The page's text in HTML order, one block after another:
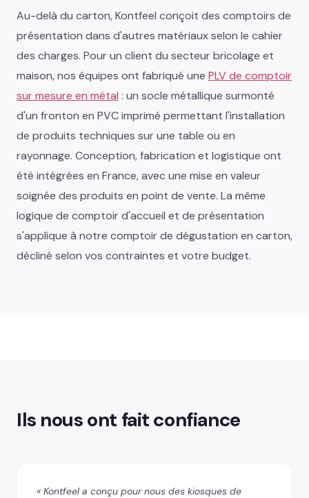
Au-delà du carton, Kontfeel conçoit des comptoirs de
présentation dans d'autres matériaux selon le cahier
des charges. Pour un client du secteur bricolage et
maison, nos équipes ont fabriqué une PLV de comptoir
sur mesure en métal : un socle métallique surmonté
d'un fronton en PVC imprimé permettant l'installation
de produits techniques sur une table ou en
rayonnage. Conception, fabrication et logistique ont
été intégrées en France, avec une mise en valeur
soignée des produits en point de vente. La même
logique de comptoir d'accueil et de présentation
s'applique à notre comptoir de dégustation en carton,
décliné selon vos contraintes et votre budget.
Ils nous ont fait confiance
« Kontfeel a conçu pour nous des kiosques de